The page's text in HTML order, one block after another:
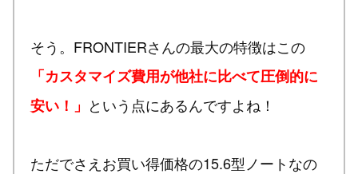
そう。FRONTIERさんの最大の特徴はこの
「カスタマイズ費用が他社に比べて圧倒的に
安い！」 という点にあるんですよね！
ただでさえお買い得価格の15.6型ノートなの